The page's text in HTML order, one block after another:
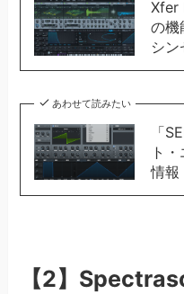
Xfer
の機
シン
あわせて読みたい
「
ト
情報
【2】